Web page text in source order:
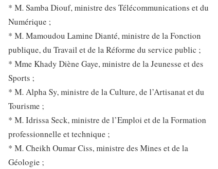
* M. Samba Diouf, ministre des Télécommunications et du
Numérique ;
* M. Mamoudou Lamine Dianté, ministre de la Fonction
publique, du Travail et de la Réforme du service public ;
* Mme Khady Diène Gaye, ministre de la Jeunesse et des
Sports ;
* M. Alpha Sy, ministre de la Culture, de l’Artisanat et du
Tourisme ;
* M. Idrissa Seck, ministre de l’Emploi et de la Formation
professionnelle et technique ;
* M. Cheikh Oumar Ciss, ministre des Mines et de la
Géologie ;